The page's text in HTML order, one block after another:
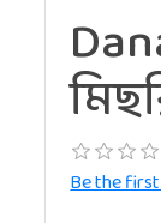
Be the